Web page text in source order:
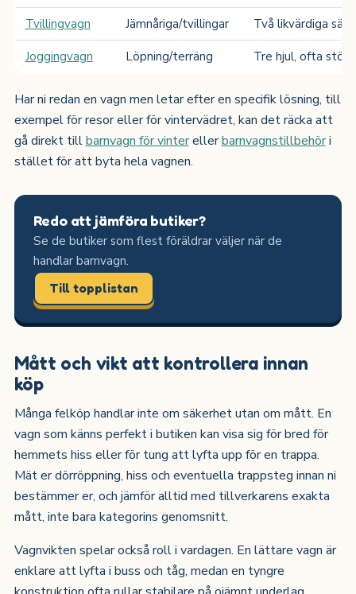
Tvillingvagn Jämnåriga/tvillingar Två likvärdiga
Joggingvagn Löpning/terräng Tre hjul, ofta
Har ni redan en vagn men letar efter en specifik lösning, till
exempel för resor eller för vintervädret, kan det räcka att
gå direkt tillbarnvagn för vinterellerbarnvagnstillbehöri
stället för att byta hela vagnen.
Redo att jämföra butiker?
Se de butiker som flest föräldrar väljer när de
handlar barnvagn.
Till topplistan
Mått och vikt att kontrollera innan
köp
Många felköp handlar inte om säkerhet utan om mått. En
vagn som känns perfekt i butiken kan visa sig för bred för
hemmets hiss eller för tung att lyfta upp för en trappa.
Mät er dörröppning, hiss och eventuella trappsteg innan ni
bestämmer er, och jämför alltid med tillverkarens exakta
mått, inte bara kategorins genomsnitt.
Vagnvikten spelar också roll i vardagen. En lättare vagn är
enklare att lyfta i buss och tåg, medan en tyngre